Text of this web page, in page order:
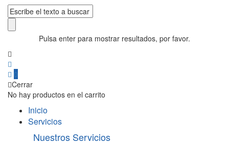
Pulsa enter para mostrar resultados, por favor.
0
Cerrar
No hay productos en el carrito
Inicio
Servicios
Nuestros Servicios